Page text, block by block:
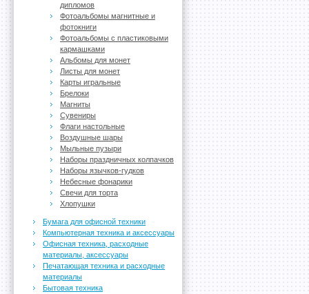
дипломов
Фотоальбомы магнитные и
фотокниги
Фотоальбомы с пластиковыми
кармашками
Альбомы для монет
Листы для монет
Карты игральные
Брелоки
Магниты
Сувениры
Флаги настольные
Воздушные шары
Мыльные пузыри
Наборы праздничных колпачков
Наборы язычков-гудков
Небесные фонарики
Свечи для торта
Хлопушки
Бумага для офисной техники
Компьютерная техника и аксессуары
Офисная техника, расходные
материалы, аксессуары
Печатающая техника и расходные
материалы
Бытовая техника